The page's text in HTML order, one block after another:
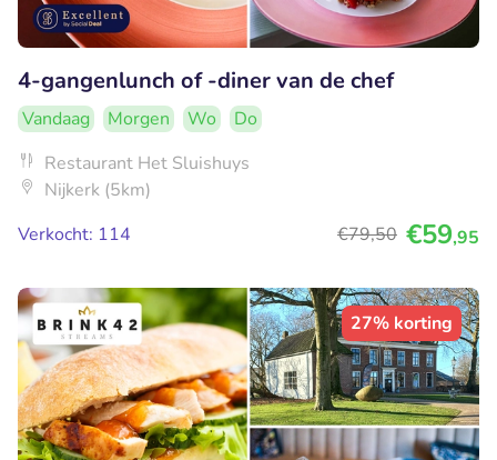
4-gangenlunch of -diner van de chef
Vandaag Morgen Wo
Do
Restaurant Het Sluishuys
Nijkerk (5km)
Verkocht: 114
€79,50 €59,95
27% korting